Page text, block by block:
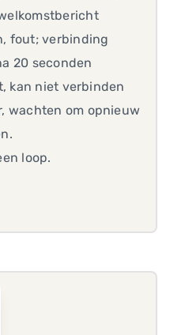
fout; verbinding
20 seconden
kan niet verbinden
wachten om opnieuw
loop.